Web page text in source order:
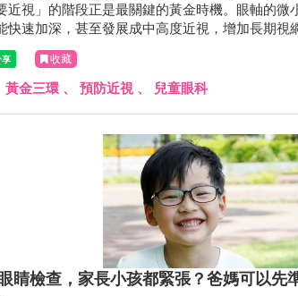
近視」的階段正是最關鍵的黃金時機。眼軸的
快速加深，甚至發展成中高度近視，增加長期視
收藏
黃金三環 、 預防近視 、 兒童眼科
睛檢查，家長小孩都緊張？爸媽可以先